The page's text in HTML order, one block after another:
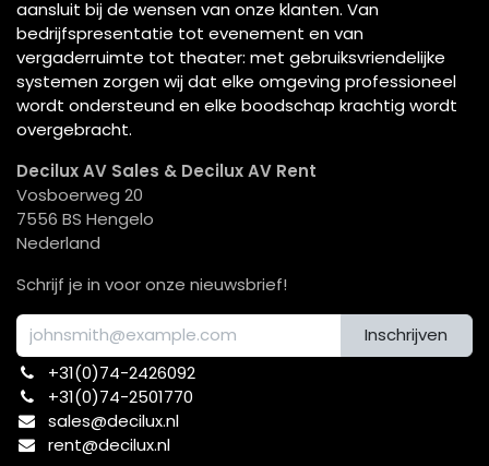
aansluit bij de wensen van onze klanten. Van
bedrijfspresentatie tot evenement en van
vergaderruimte tot theater: met gebruiksvriendelijke
systemen zorgen wij dat elke omgeving professioneel
wordt ondersteund en elke boodschap krachtig wordt
overgebracht.
Decilux AV Sales & Decilux AV Rent
Vosboerweg 20
7556 BS Hengelo
Nederland
Schrijf je in voor onze nieuwsbrief!
Inschrijven
+31(0)74-2426092​
+31(0)74-2501770
sales@decilux.nl
rent@decilux.nl